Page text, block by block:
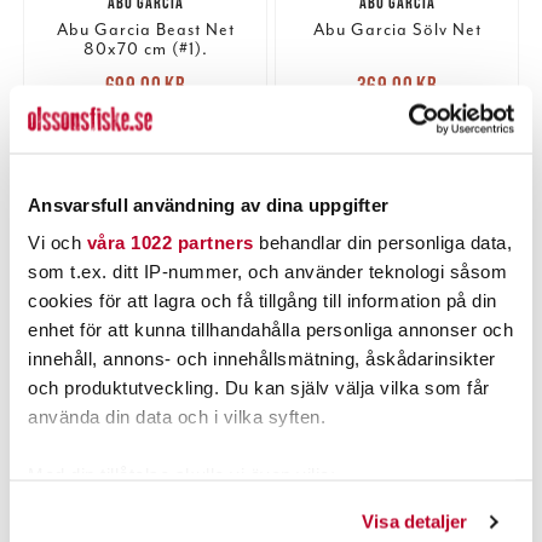
Ansvarsfull användning av dina uppgifter
Vi och våra 1022 partners behandlar din personliga data,
som t.ex. ditt IP-nummer, och använder teknologi såsom
cookies för att lagra och få tillgång till information på din
enhet för att kunna tillhandahålla personliga annonser och
innehåll, annons- och innehållsmätning, åskådarinsikter
och produktutveckling. Du kan själv välja vilka som får
använda din data och i vilka syften.
Visa detaljer
Abu Garcia Beast Net
80x70 cm (#1).
Nuvarande pris
859,00 kr
699,00 kr
859,00 kr
Abu Garcia Sölv Net
Nuvarande pris
Tidigare pris
449,00 kr
369,00 kr
449,00 kr
PRODUKTBESKRIVNING